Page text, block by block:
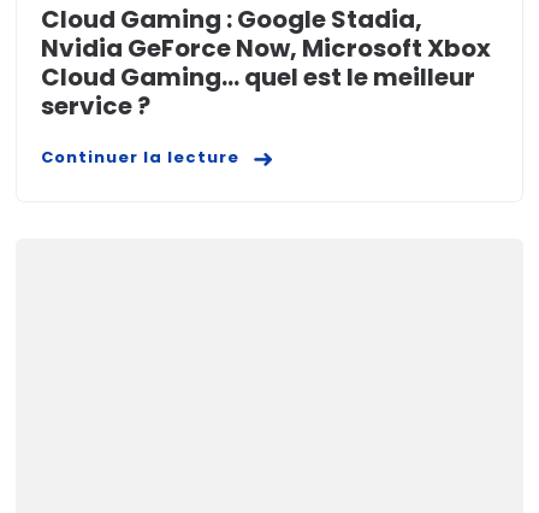
Cloud Gaming : Google Stadia,
Nvidia GeForce Now, Microsoft Xbox
Cloud Gaming… quel est le meilleur
service ?
Continuer la lecture